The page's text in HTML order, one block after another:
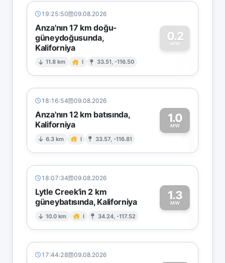
19:25:50 09.08.2026
Anza'nın 17 km doğu-
güneydoğusunda,
Kaliforniya
11.8 km I 33.51, -116.50
0.2
MW
0
18:16:54 09.08.2026
Anza'nın 12 km batısında,
Kaliforniya
6.3 km I 33.57, -116.81
1.0
MW1
18:07:34 09.08.2026
Lytle Creek'in 2 km
güneybatısında, Kaliforniya
10.0 km I 34.24, -117.52
1.3
MW1
17:44:28 09.08.2026